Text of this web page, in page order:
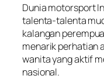
Dunia motorsport
talenta-talenta
kalangan
menarik perhatian
wanita yang aktif
nasional.